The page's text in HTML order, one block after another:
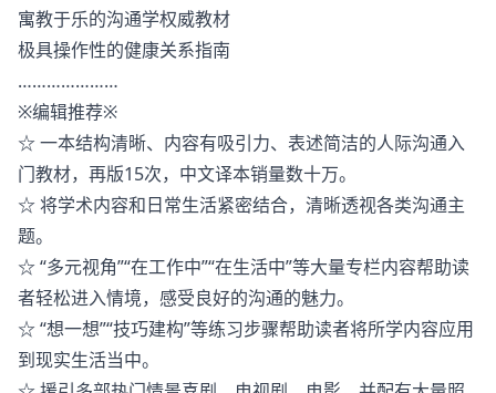
寓教于乐的沟通学权威教材
极具操作性的健康关系指南
…………………
※编辑推荐※
☆ 一本结构清晰、内容有吸引力、表述简洁的人际沟通入
门教材，再版15次，中文译本销量数十万。
☆ 将学术内容和日常生活紧密结合，清晰透视各类沟通主
题。
☆ “多元视角”“在工作中”“在生活中”等大量专栏内容帮助读
者轻松进入情境，感受良好的沟通的魅力。
☆ “想一想”“技巧建构”等练习步骤帮助读者将所学内容应用
到现实生活当中。